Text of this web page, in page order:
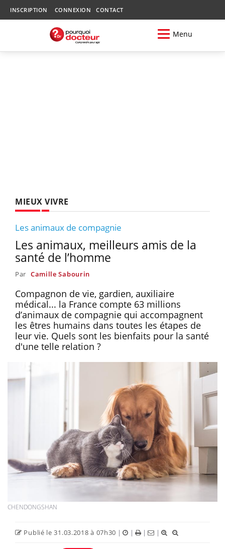
INSCRIPTION CONNEXION CONTACT
Menu
MIEUX VIVRE
Les animaux de compagnie
Les animaux, meilleurs amis de la
santé de l’homme
Par Camille Sabourin
Compagnon de vie, gardien, auxiliaire
médical... la France compte 63 millions
d’animaux de compagnie qui accompagnent
les êtres humains dans toutes les étapes de
leur vie. Quels sont les bienfaits pour la santé
d'une telle relation ?
CHENDONGSHAN
Publié le 31.03.2018 à 07h30 | | | |